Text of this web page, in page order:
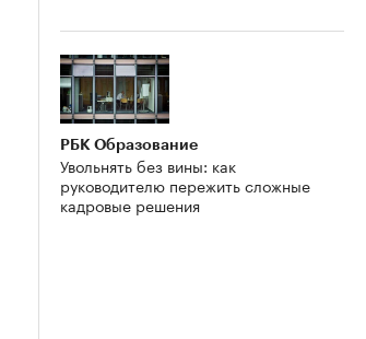
РБК Образование
Увольнять без вины: как
руководителю пережить сложные
кадровые решения